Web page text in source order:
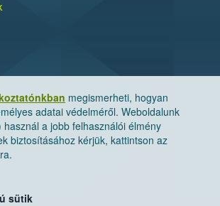
megismerheti, hogyan
adatai védelméről. Weboldalunk
a jobb felhasználói élmény
biztosításához kérjük, kattintson az
sütik